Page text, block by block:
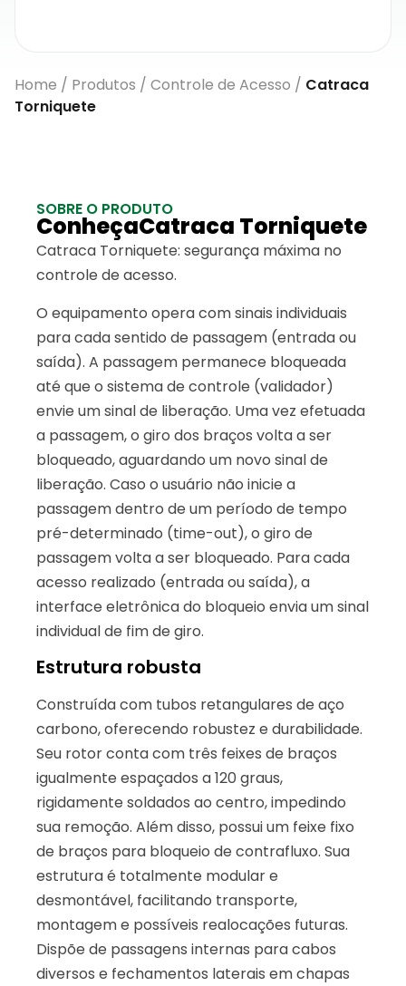
Home / Produtos / Controle de Acesso / Catraca
Torniquete
SOBRE O PRODUTO
ConheçaCatraca Torniquete
Catraca Torniquete: segurança máxima no
controle de acesso.
O equipamento opera com sinais individuais
para cada sentido de passagem (entrada ou
saída). A passagem permanece bloqueada
até que o sistema de controle (validador)
envie um sinal de liberação. Uma vez efetuada
a passagem, o giro dos braços volta a ser
bloqueado, aguardando um novo sinal de
liberação. Caso o usuário não inicie a
passagem dentro de um período de tempo
pré-determinado (time-out), o giro de
passagem volta a ser bloqueado. Para cada
acesso realizado (entrada ou saída), a
interface eletrônica do bloqueio envia um sinal
individual de fim de giro.
Estrutura robusta
Construída com tubos retangulares de aço
carbono, oferecendo robustez e durabilidade.
Seu rotor conta com três feixes de braços
igualmente espaçados a 120 graus,
rigidamente soldados ao centro, impedindo
sua remoção. Além disso, possui um feixe fixo
de braços para bloqueio de contrafluxo. Sua
estrutura é totalmente modular e
desmontável, facilitando transporte,
montagem e possíveis realocações futuras.
Dispõe de passagens internas para cabos
diversos e fechamentos laterais em chapas